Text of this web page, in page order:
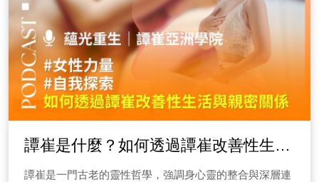
譚崔是什麼？如何透過譚崔改善性生活
與親密關係
譚崔是一門古老的靈性哲學，強調身心靈的整合與深層連